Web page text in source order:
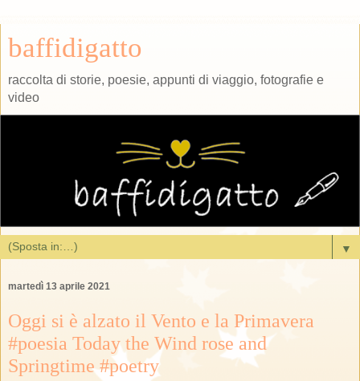
baffidigatto
raccolta di storie, poesie, appunti di viaggio, fotografie e
video
▼
martedì 13 aprile 2021
Oggi si è alzato il Vento e la Primavera
#poesia Today the Wind rose and
Springtime #poetry